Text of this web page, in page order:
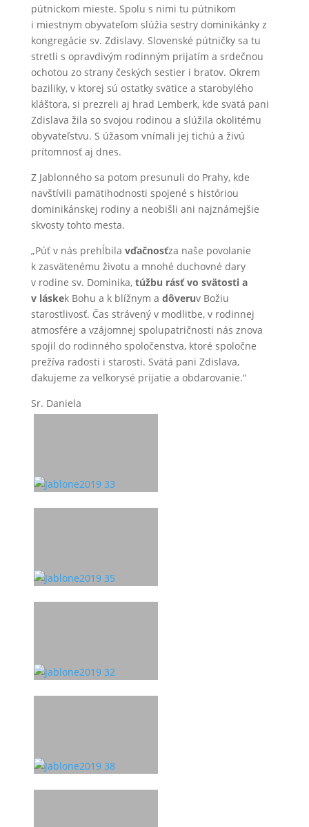
pútnickom mieste. Spolu s nimi tu pútnikom
i miestnym obyvateľom slúžia sestry dominikánky z
kongregácie sv. Zdislavy. Slovenské pútničky sa tu
stretli s opravdivým rodinným prijatím a srdečnou
ochotou zo strany českých sestier i bratov. Okrem
baziliky, v ktorej sú ostatky svätice a starobylého
kláštora, si prezreli aj hrad Lemberk, kde svätá pani
Zdislava žila so svojou rodinou a slúžila okolitému
obyvateľstvu. S úžasom vnímali jej tichú a živú
prítomnosť aj dnes.
Z Jablonného sa potom presunuli do Prahy, kde
navštívili pamätihodnosti spojené s históriou
dominikánskej rodiny a neobišli ani najznámejšie
skvosty tohto mesta.
„Púť v nás prehĺbila vďačnosťza naše povolanie
k zasvätenému životu a mnohé duchovné dary
v rodine sv. Dominika, túžbu rásť vo svätosti a
v láskek Bohu a k blížnym a dôveruv Božiu
starostlivosť. Čas strávený v modlitbe, v rodinnej
atmosfére a vzájomnej spolupatričnosti nás znova
spojil do rodinného spoločenstva, ktoré spoločne
prežíva radosti i starosti. Svätá pani Zdislava,
ďakujeme za veľkorysé prijatie a obdarovanie.“
Sr. Daniela